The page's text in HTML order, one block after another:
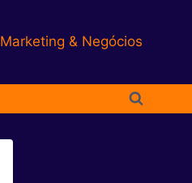
Marketing & Negócios